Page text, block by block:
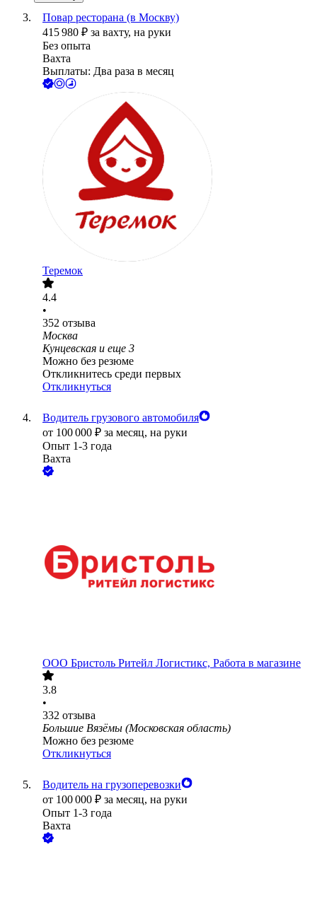
Повар ресторана (в Москву)
415 980 ₽ за вахту, на руки
Без опыта
Вахта
Выплаты: Два раза в месяц
Теремок
4.4
•
352 отзыва
Москва
Кунцевская и еще 3
Можно без резюме
Откликнитесь среди первых
Откликнуться
Водитель грузового автомобиля
от 100 000 ₽ за месяц, на руки
Опыт 1-3 года
Вахта
ООО Бристоль Ритейл Логистикс, Работа в магазине
3.8
•
332 отзыва
Большие Вязёмы (Московская область)
Можно без резюме
Откликнуться
Водитель на грузоперевозки
от 100 000 ₽ за месяц, на руки
Опыт 1-3 года
Вахта